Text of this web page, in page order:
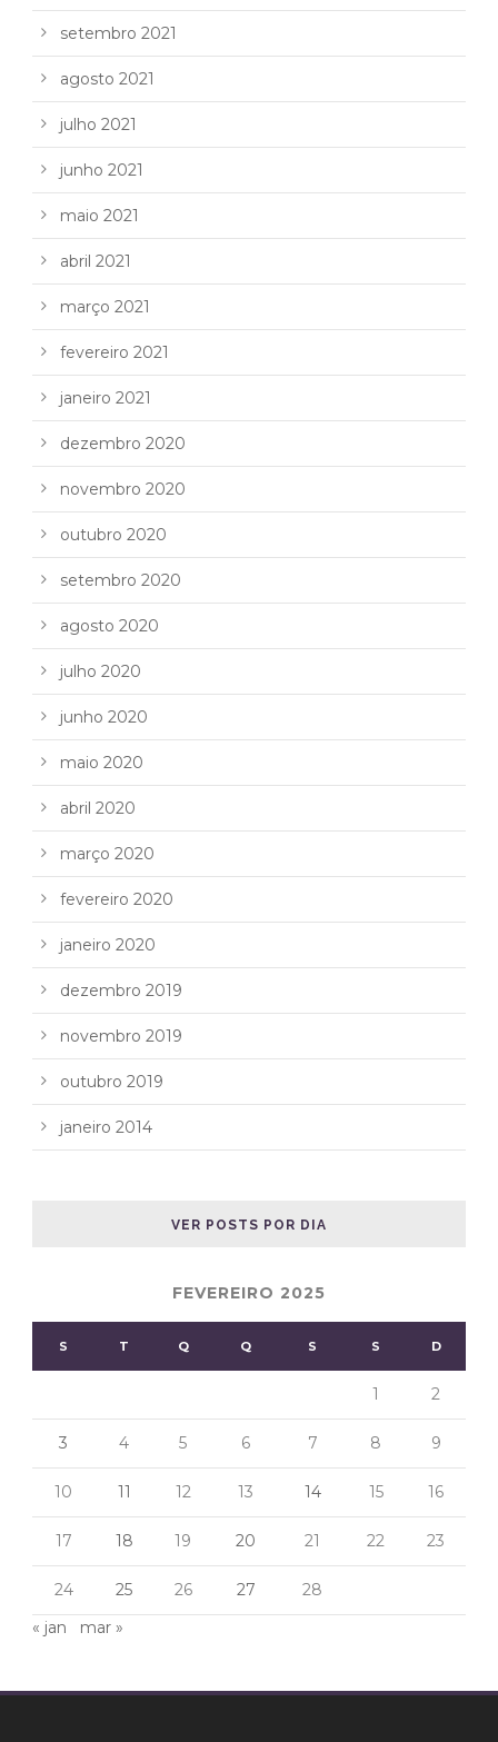
setembro 2021
agosto 2021
julho 2021
junho 2021
maio 2021
abril 2021
março 2021
fevereiro 2021
janeiro 2021
dezembro 2020
novembro 2020
outubro 2020
setembro 2020
agosto 2020
julho 2020
junho 2020
maio 2020
abril 2020
março 2020
fevereiro 2020
janeiro 2020
dezembro 2019
novembro 2019
outubro 2019
janeiro 2014
VER POSTS POR DIA
FEVEREIRO 2025
S T Q Q S S D
1 2
3 4 5 6 7 8 9
10 11 12 13 14 15 16
17 18 19 20 21 22 23
24 25 26 27
28
« jan
mar »